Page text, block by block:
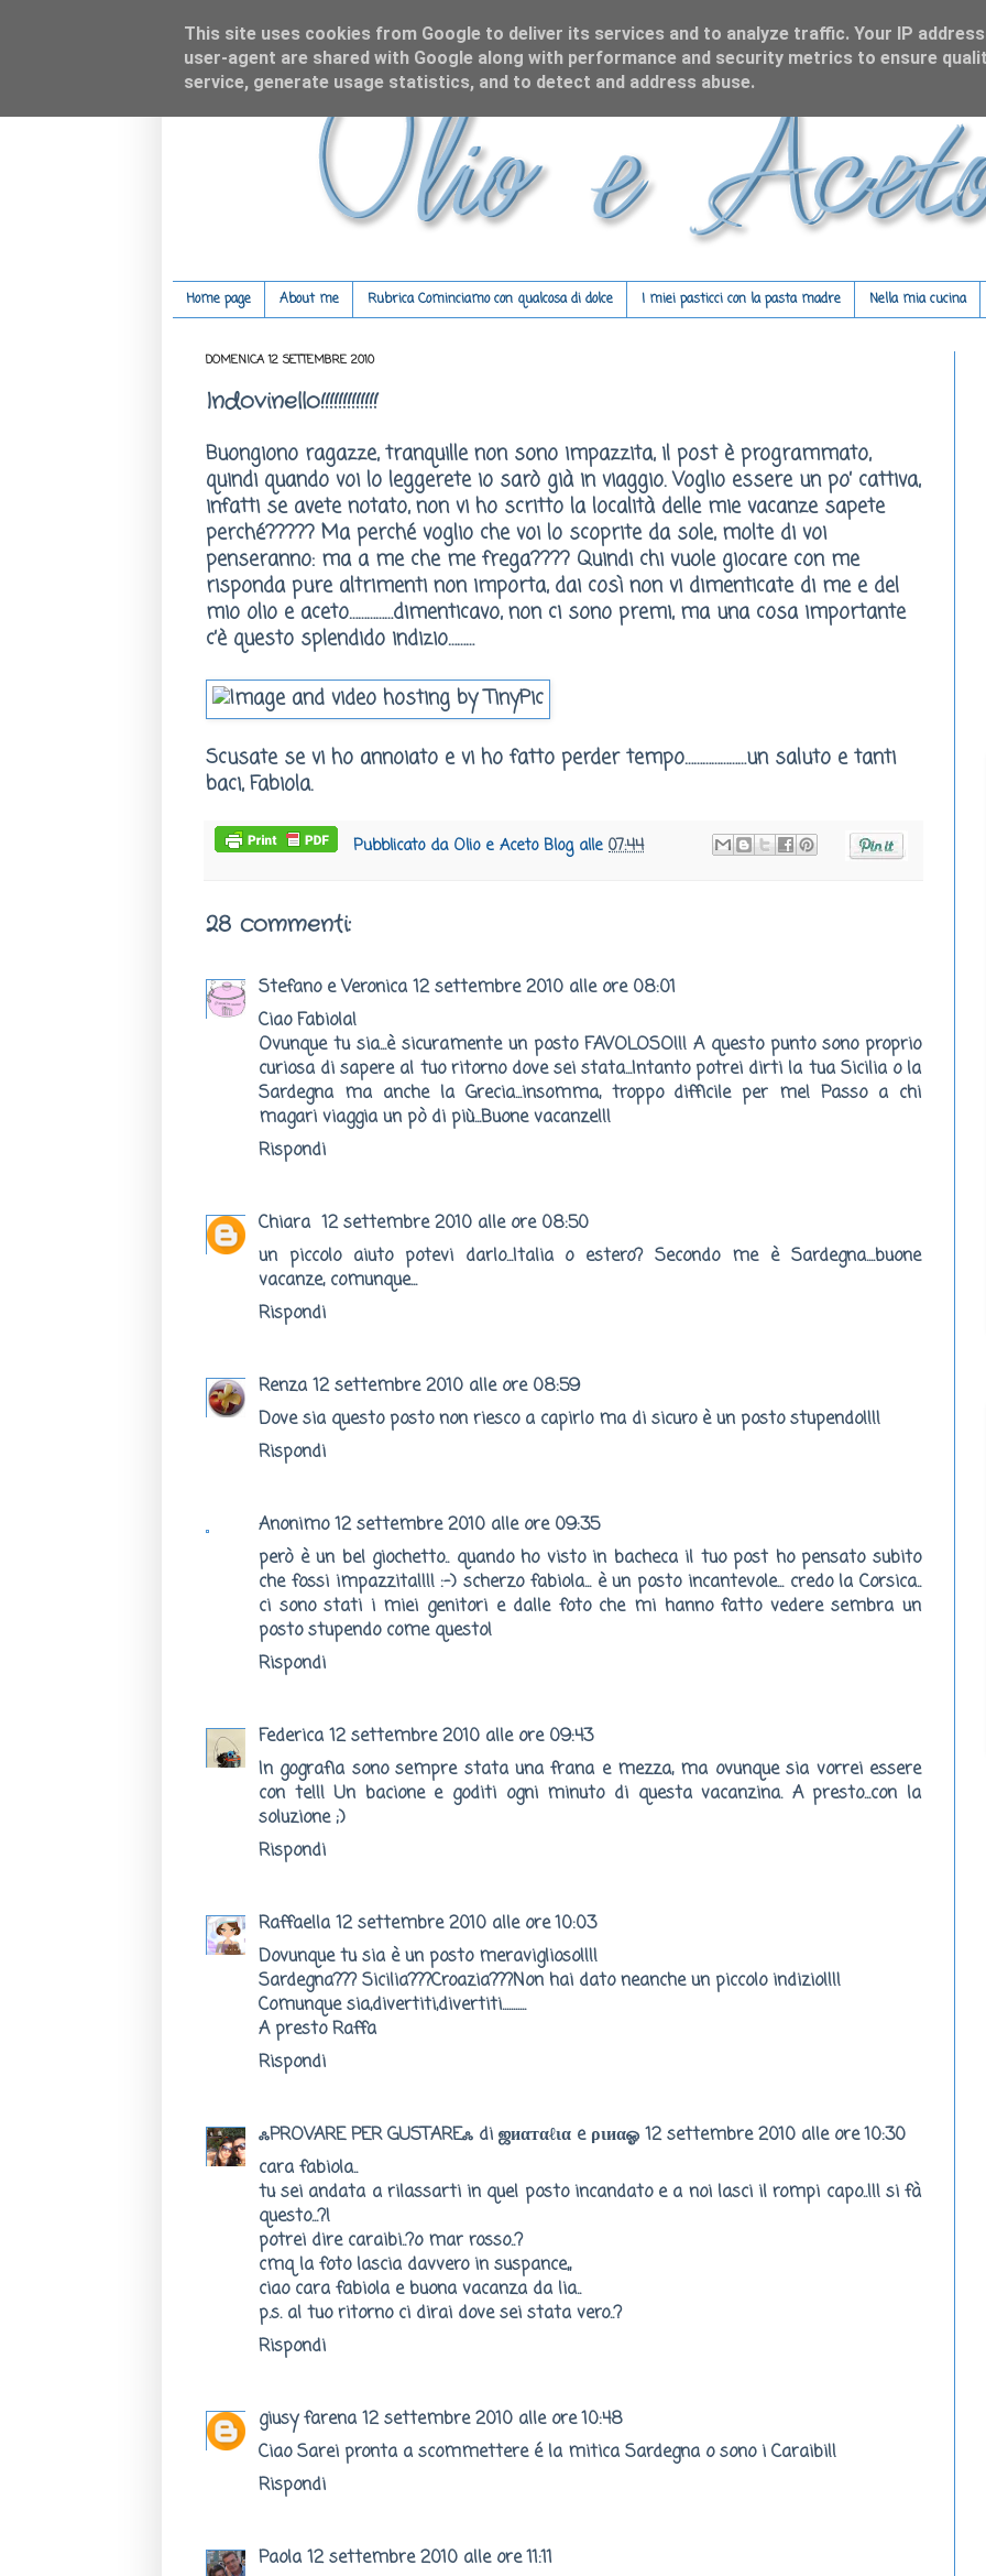
Home page About me Rubrica Cominciamo con qualcosa di dolce I miei pasticci con la pasta madre Nella mia cucina
DOMENICA 12 SETTEMBRE 2010
Indovinello!!!!!!!!!!!!!
Buongiono ragazze, tranquille non sono impazzita, il post è programmato,
quindi quando voi lo leggerete io sarò già in viaggio. Voglio essere un po’ cattiva,
infatti se avete notato, non vi ho scritto la località delle mie vacanze sapete
perché????? Ma perché voglio che voi lo scoprite da sole, molte di voi
penseranno: ma a me che me frega???? Quindi chi vuole giocare con me
risponda pure altrimenti non importa, dai così non vi dimenticate di me e del
mio olio e aceto……………dimenticavo, non ci sono premi, ma una cosa importante
c’è questo splendido indizio………
Scusate se vi ho annoiato e vi ho fatto perder tempo…………………un saluto e tanti
baci, Fabiola.
Pubblicato da Olio e Aceto Blog alle07:44
28 commenti:
Stefano e Veronica 12 settembre 2010 alle ore 08:01
Ciao Fabiola!
Ovunque tu sia...è sicuramente un posto FAVOLOSO!!! A questo punto sono proprio
curiosa di sapere al tuo ritorno dove sei stata...Intanto potrei dirti la tua Sicilia o la
Sardegna ma anche la Grecia...insomma, troppo difficile per me! Passo a chi
magari viaggia un pò di più...Buone vacanze!!!
Rispondi
Chiara 12 settembre 2010 alle ore 08:50
un piccolo aiuto potevi darlo...Italia o estero? Secondo me è Sardegna....buone
vacanze, comunque...
Rispondi
Renza 12 settembre 2010 alle ore 08:59
Dove sia questo posto non riesco a capirlo ma di sicuro è un posto stupendo!!!!
Rispondi
Anonimo 12 settembre 2010 alle ore 09:35
però è un bel giochetto.. quando ho visto in bacheca il tuo post ho pensato subito
che fossi impazzita!!!! :-) scherzo fabiola... è un posto incantevole... credo la Corsica..
ci sono stati i miei genitori e dalle foto che mi hanno fatto vedere sembra un
posto stupendo come questo!
Rispondi
Federica 12 settembre 2010 alle ore 09:43
In gografia sono sempre stata una frana e mezza, ma ovunque sia vorrei essere
con te!!! Un bacione e goditi ogni minuto di questa vacanzina. A presto...con la
soluzione ;)
Rispondi
Raffaella 12 settembre 2010 alle ore 10:03
Dovunque tu sia è un posto meraviglioso!!!!
Sardegna??? Sicilia???Croazia???Non hai dato neanche un piccolo indizio!!!!
Comunque sia,divertiti,divertiti...........
A presto Raffa
Rispondi
ஃPROVARE PER GUSTAREஃ di ஜиαтαℓια e ριиαஓ 12 settembre 2010 alle ore 10:30
cara fabiola..
tu sei andata a rilassarti in quel posto incandato e a noi lasci il rompi capo..!!! si fà
questo...?!
potrei dire caraibi..?o mar rosso..?
cmq la foto lascia davvero in suspance,,
ciao cara fabiola e buona vacanza da lia..
p.s. al tuo ritorno ci dirai dove sei stata vero..?
Rispondi
giusy farena 12 settembre 2010 alle ore 10:48
Ciao Sarei pronta a scommettere é la mitica Sardegna o sono i Caraibi!!
Rispondi
Paola 12 settembre 2010 alle ore 11:11
This site uses cookies from Google to deliver its services and to analyze traffic. Your IP address
user-agent are shared with Google along with performance and security metrics to ensure
service, generate usage statistics, and to detect and address abuse.